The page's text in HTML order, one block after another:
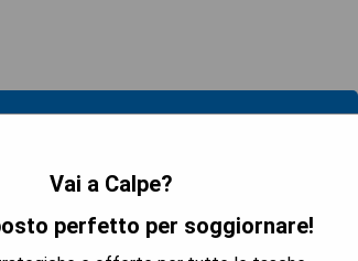
Vai a Calpe?
perfetto per soggiornare!